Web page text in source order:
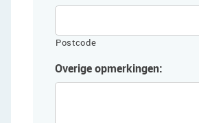
Postcode
Overige opmerkingen: